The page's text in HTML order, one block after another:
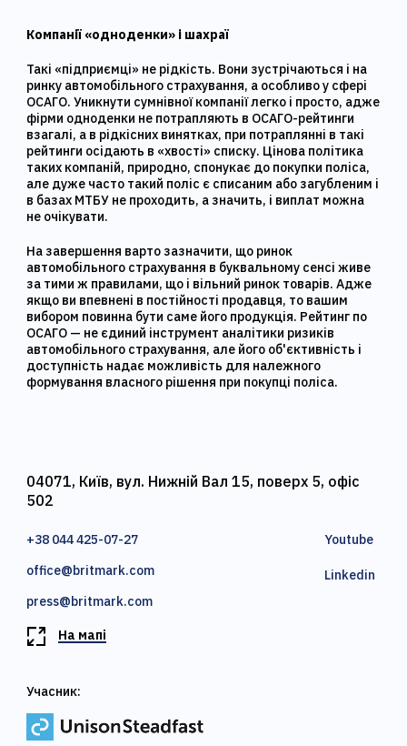
Компанії «одноденки» і шахраї
Такі «підприємці» не рідкість. Вони зустрічаються і на
ринку автомобільного страхування, а особливо у сфері
ОСАГО. Уникнути сумнівної компанії легко і просто, адже
фірми одноденки не потрапляють в ОСАГО-рейтинги
взагалі, а в рідкісних винятках, при потраплянні в такі
рейтинги осідають в «хвості» списку. Цінова політика
таких компаній, природно, спонукає до покупки поліса,
але дуже часто такий поліс є списаним або загубленим і
в базах МТБУ не проходить, а значить, і виплат можна
не очікувати.
На завершення варто зазначити, що ринок
автомобільного страхування в буквальному сенсі живе
за тими ж правилами, що і вільний ринок товарів. Адже
якщо ви впевнені в постійності продавця, то вашим
вибором повинна бути саме його продукція. Рейтинг по
ОСАГО — не єдиний інструмент аналітики ризиків
автомобільного страхування, але його об'єктивність і
доступність надає можливість для належного
формування власного рішення при покупці поліса.
04071, Київ, вул. Нижній Вал 15, поверх 5, офіс
502
+38 044 425-07-27
office@britmark.com
press@britmark.com
Youtube
Linkedin
На мапі
Учасник: